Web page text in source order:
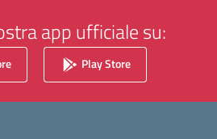
app ufficiale su:
Play Store